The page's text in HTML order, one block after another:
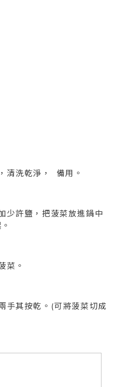
清洗乾淨， 備用。
少許鹽，把菠菜放進鍋中
菜。
手其按乾。(可將菠菜切成